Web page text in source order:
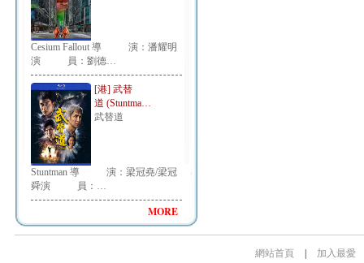
Cesium Fallout 導 演：潘耀明
演 員：劉德…
[港] 武替
道 (Stuntma…
武替道
Stuntman 導 演：梁冠堯/梁冠
舜演 員：…
MORE
網站首頁
加入最愛